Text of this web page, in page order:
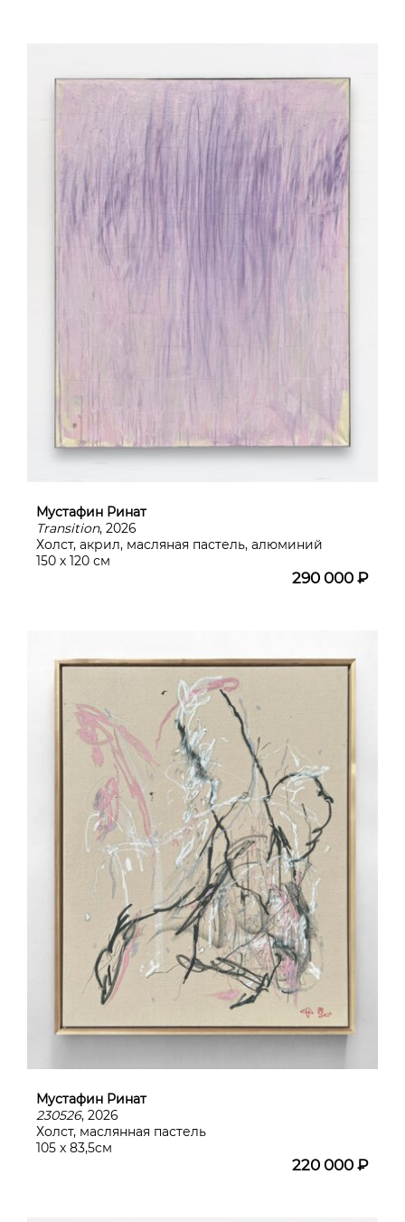
Мустафин Ринат
Transition, 2026
Холст, акрил, масляная пастель, алюминий
150 х 120 см
290 000 ₽
Мустафин Ринат
230526, 2026
Холст, маслянная пастель
105 x 83,5cм
220 000 ₽